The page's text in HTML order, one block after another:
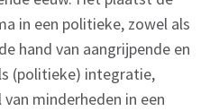
in een politieke, zowel als
hand van aangrijpende en
(politieke) integratie,
minderheden in een